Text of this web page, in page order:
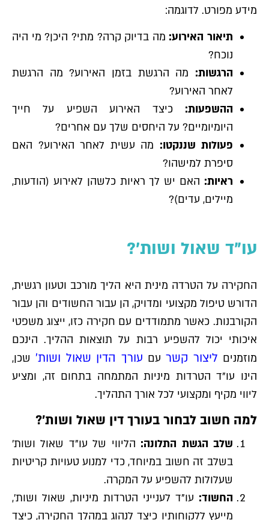
מידע מפורט. לדוגמה:
תיאור האירוע: מה בדיוק קרה? מתי? היכן? מי היה
נוכח?
הרגשות: מה הרגשת בזמן האירוע? מה הרגשת
לאחר האירוע?
ההשפעות: כיצד האירוע השפיע על חייך
היומיומיים? על היחסים שלך עם אחרים?
פעולות שננקטו: מה עשית לאחר האירוע? האם
סיפרת למישהו?
ראיות: האם יש לך ראיות כלשהן לאירוע (הודעות,
מיילים, עדים)?
עו"ד שאול ושות'?
החקירה על הטרדה מינית היא הליך מורכב וטעון רגשית,
הדורש טיפול מקצועי ומדויק, הן עבור החשודים והן עבור
הקורבנות. כאשר מתמודדים עם חקירה כזו, ייצוג משפטי
איכותי יכול להשפיע רבות על תוצאות ההליך. הינכם
מוזמנים ליצור קשר עם עורך הדין שאול ושות' שכן,
הינו עו"ד הטרדות מיניות המתמחה בתחום זה, ומציע
ליווי מקיף ומקצועי לכל אורך התהליך.
למה חשוב לבחור בעורך דין שאול ושות'?
שלב הגשת התלונה: הליווי של עו"ד שאול ושות'
בשלב זה חשוב במיוחד, כדי למנוע טעויות קריטיות
שעלולות להשפיע על המקרה.
החשוד: עו"ד לענייני הטרדות מיניות, שאול ושות',
מייעץ ללקוחותיו כיצד לנהוג במהלך החקירה, כיצד